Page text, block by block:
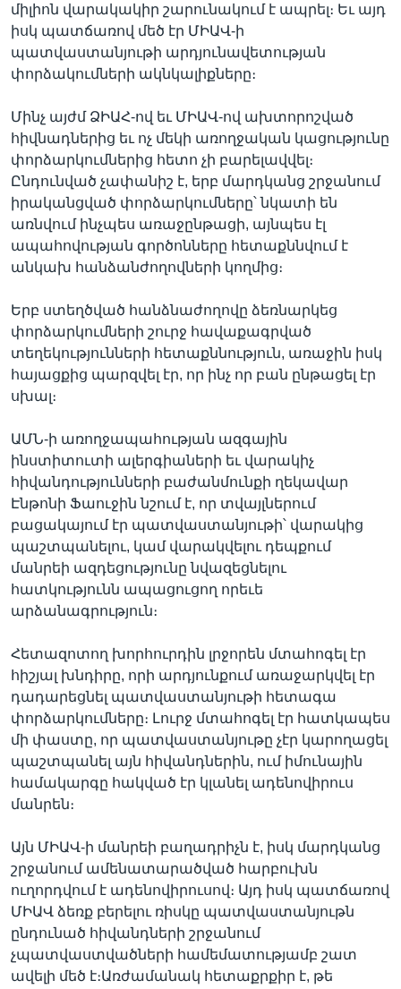
միլիոն վարակակիր շարունակում է ապրել։ Եւ այդ
իսկ պատճառով մեծ էր ՄԻԱՎ-ի
պատվաստանյութի արդյունավետության
փորձակումների ակնկալիքները։
Մինչ այժմ ՁԻԱՀ-ով եւ ՄԻԱՎ-ով ախտորոշված
հիվնադներից եւ ոչ մեկի առողջական կացությունը
փորձարկումներից հետո չի բարելավվել։
Ընդունված չափանիշ է, երբ մարդկանց շրջանում
իրականցված փորձարկումները՝ նկատի են
առնվում ինչպես առաջընթացի, այնպես էլ
ապահովության գործոնները հետաքննվում է
անկախ հանձանժողովների կողմից։
Երբ ստեղծված հանձնաժողովը ձեռնարկեց
փորձարկումների շուրջ հավաքագրված
տեղեկությունների հետաքննություն, առաջին իսկ
հայացքից պարզվել էր, որ ինչ որ բան ընթացել էր
սխալ։
ԱՄՆ-ի առողջապահության ազգային
ինստիտուտի ալերգիաների եւ վարակիչ
հիվանդությունների բաժանմունքի ղեկավար
Էնթոնի Ֆաուջին նշում է, որ տվայլներում
բացակայում էր պատվաստանյութի՝ վարակից
պաշտպանելու, կամ վարակվելու դեպքում
մանրեի ազդեցությունը նվազեցնելու
հատկությունն ապացուցող որեւե
արձանագրություն։
Հետազոտող խորհուրդին լրջորեն մտահոգել էր
հիշյալ խնդիրը, որի արդյունքում առաջարկվել էր
դադարեցնել պատվաստանյութի հետագա
փորձարկումները։ Լուրջ մտահոգել էր հատկապես
մի փաստը, որ պատվաստանյութը չէր կարողացել
պաշտպանել այն հիվանդներին, ում իմունային
համակարգը հակված էր կլանել ադենովիրուս
մանրեն։
Այն ՄԻԱՎ-ի մանրեի բաղադրիչն է, իսկ մարդկանց
շրջանում ամենատարածված հարբուխն
ուղորդվում է ադենովիրուսով։ Այդ իսկ պատճառով
ՄԻԱՎ ձեռք բերելու ռիսկը պատվաստանյութն
ընդունած հիվանդների շրջանում
չպատվաստվածների համեմատությամբ շատ
ավելի մեծ է։Առժամանակ հետաքրքիր է, թե